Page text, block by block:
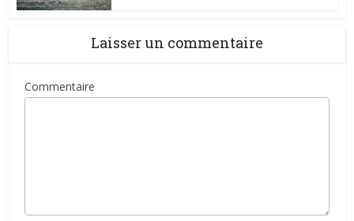
Laisser un commentaire
Commentaire